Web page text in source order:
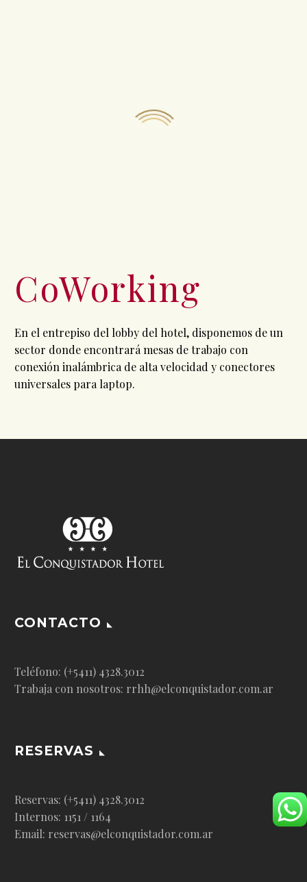
CoWorking
En el entrepiso del lobby del hotel, disponemos de un
sector donde encontrará mesas de trabajo con
conexión inalámbrica de alta velocidad y conectores
universales para laptop.
CONTACTO
Teléfono: (+5411) 4328.3012
Trabaja con nosotros: rrhh@elconquistador.com.ar
RESERVAS
Reservas: (+5411) 4328.3012
Internos: 1151 / 1164
Email: reservas@elconquistador.com.ar